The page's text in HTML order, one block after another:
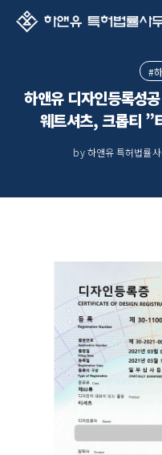
#
하앤유 디자인등록성
웨트셔츠, 크롭티 ”
by 하앤유 특허법률